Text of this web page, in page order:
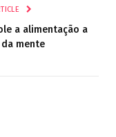
a alimentação a
mente